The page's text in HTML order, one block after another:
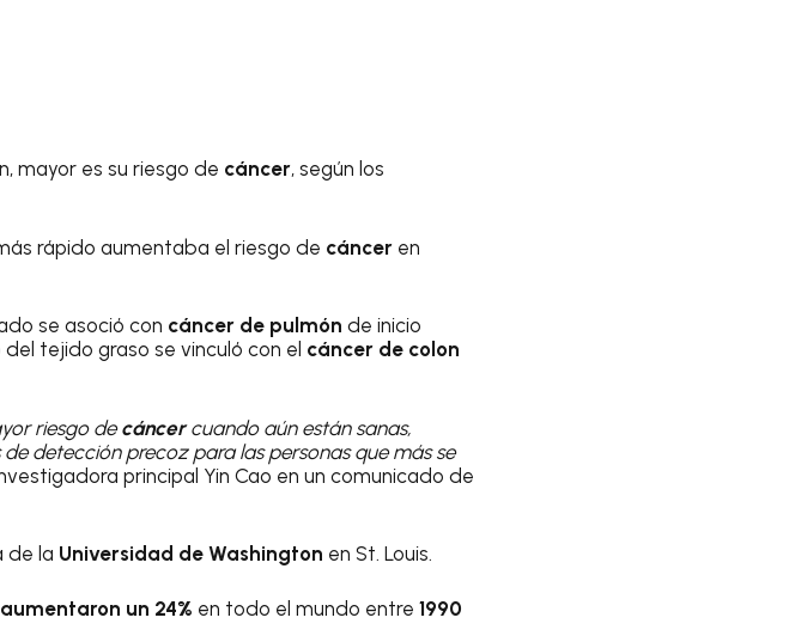
mayor es su riesgo de cáncer, según los
rápido aumentaba el riesgo de cáncer en
se asoció con cáncer de pulmón de inicio
tejido graso se vinculó con el cáncer de colon
riesgo decáncercuando aún están sanas,
detección precoz para las personas que más se
principal Yin Cao en un comunicado de
de la Universidad de Washington en St. Louis.
un 24% en todo el mundo entre 1990